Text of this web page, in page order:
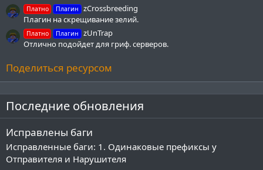
Платно Плагин
zCrossbreeding
Плагин на скрещивание зелий.
Платно Плагин
zUnTrap
Отлично подойдет для гриф. серверов.
Поделиться ресурсом
Последние обновления
Исправлены баги
Исправленные баги: 1. Одинаковые префиксы у
Отправителя и Нарушителя